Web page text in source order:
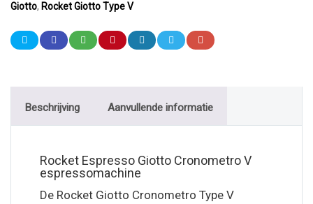
Giotto, Rocket Giotto Type V
Beschrijving Aanvullende informatie
Rocket Espresso Giotto Cronometro V
espressomachine
De Rocket Giotto Cronometro Type V